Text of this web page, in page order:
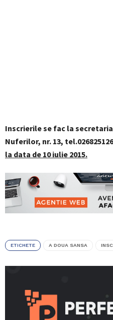
Inscrierile se fac la
Nuferilor, nr. 13,
la data de 10 iulie 2015.
ETICHETE A DOUA SANSA